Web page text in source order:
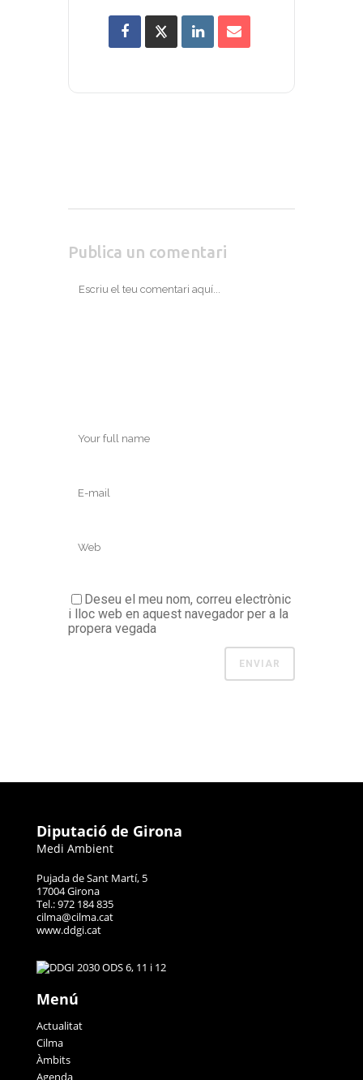
Publica un comentari
Deseu el meu nom, correu electrònic
i lloc web en aquest navegador per a la
propera vegada
Diputació de Girona
Medi Ambient
Pujada de Sant Martí, 5
17004 Girona
Tel.: 972 184 835
cilma@cilma.cat
www.ddgi.cat
Menú
Actualitat
Cilma
Àmbits
Agenda